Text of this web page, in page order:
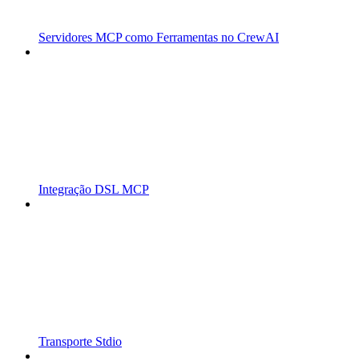
Servidores MCP como Ferramentas no CrewAI
Integração DSL MCP
Transporte Stdio